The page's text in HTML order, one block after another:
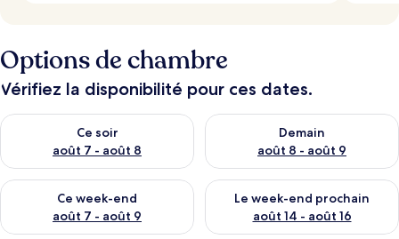
Options de chambre
Vérifiez la disponibilité pour ces dates.
Ce soir
août 7 - août 8
Vérifier la disponibilité pour ce soir août 7 - août 8
Demain
août 8 - août 9
Vérifier la disponibilité pour
Ce week-end
août 7 - août 9
Vérifier la disponibilité pour ce week-end août 7 - août 9
Le week-end prochain
août 14 - août 16
Vérifier la disponibilité pour